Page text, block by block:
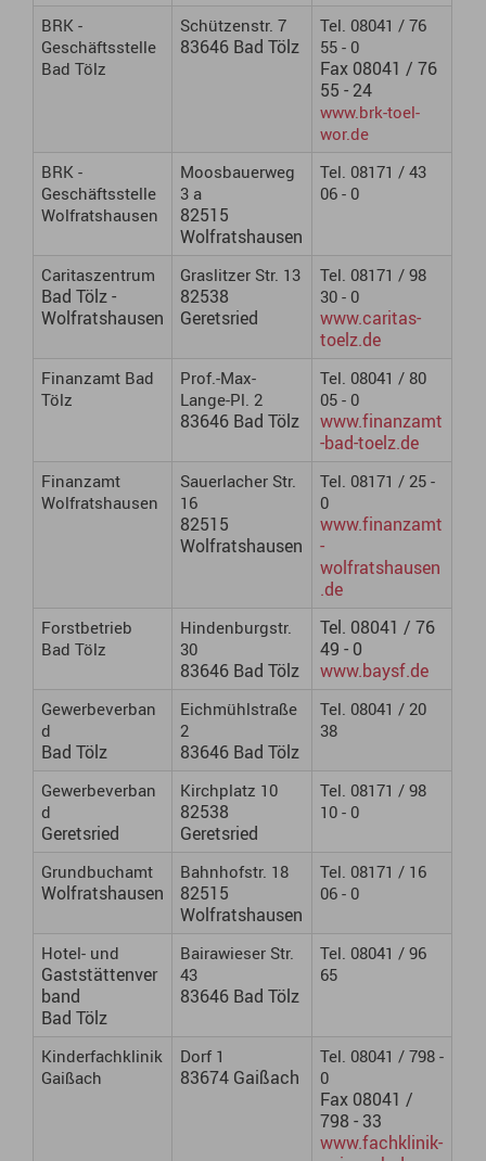
BRK -
Geschäftsstelle
Bad Tölz
Schützenstr. 7
83646 Bad Tölz
Tel. 08041 / 76
55 - 0
Fax 08041 / 76
55 - 24
www.brk-toel-
wor.de
BRK -
Geschäftsstelle
Wolfratshausen
Moosbauerweg
3 a
82515
Wolfratshausen
Tel. 08171 / 43
06 - 0
Caritaszentrum
Bad Tölz -
Wolfratshausen
Graslitzer Str. 13
82538
Geretsried
Tel. 08171 / 98
30 - 0
www.caritas-
toelz.de
Finanzamt Bad
Tölz
Prof.-Max-
Lange-Pl. 2
83646 Bad Tölz
Tel. 08041 / 80
05 - 0
www.finanzamt
-bad-toelz.de
Finanzamt
Wolfratshausen
Sauerlacher Str.
16
82515
Wolfratshausen
Tel. 08171 / 25 -
0
www.finanzamt
-
wolfratshausen
.de
Forstbetrieb
Bad Tölz
Hindenburgstr.
30
83646 Bad Tölz
Tel. 08041 / 76
49 - 0
www.baysf.de
Gewerbeverban
d
Bad Tölz
Eichmühlstraße
2
83646 Bad Tölz
Tel. 08041 / 20
38
Gewerbeverban
d
Geretsried
Kirchplatz 10
82538
Geretsried
Tel. 08171 / 98
10 - 0
Grundbuchamt
Wolfratshausen
Bahnhofstr. 18
82515
Wolfratshausen
Tel. 08171 / 16
06 - 0
Hotel- und
Gaststättenver
band
Bad Tölz
Bairawieser Str.
43
83646 Bad Tölz
Tel. 08041 / 96
65
Kinderfachklinik
Gaißach
Dorf 1
83674 Gaißach
Tel. 08041 / 798 -
0
Fax 08041 /
798 - 33
www.fachklinik-